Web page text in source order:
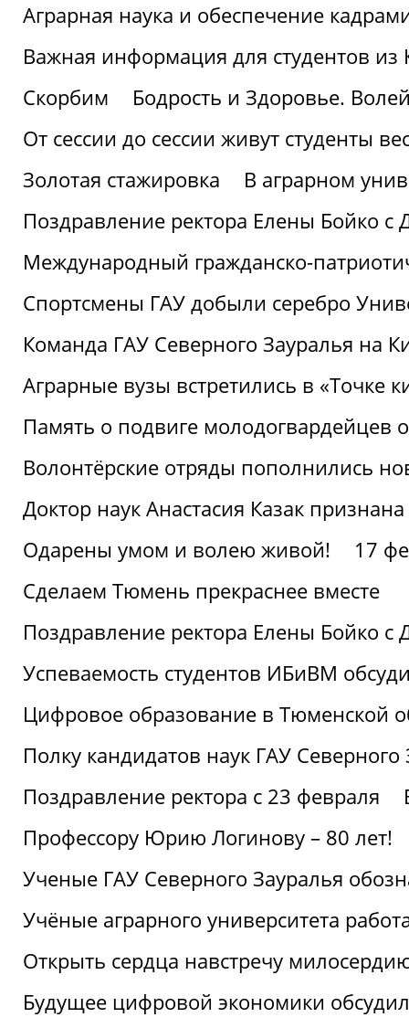
Аграрная наука и обеспечение
Важная информация для студентов из
Скорбим
Бодрость и Здоровье.
От сессии до сессии живут студенты
Золотая стажировка
В аграрном
Поздравление ректора Елены Бойко с
Международный гражданско-
Спортсмены ГАУ добыли серебро
Команда ГАУ Северного Зауралья на
Аграрные вузы встретились в «Точке
Память о подвиге молодогвардейцев
Волонтёрские отряды пополнились
Доктор наук Анастасия Казак
Одарены умом и волею живой!
17
Сделаем Тюмень прекраснее вместе
Поздравление ректора Елены Бойко с
Успеваемость студентов ИБиВМ
Цифровое образование в Тюменской
Полку кандидатов наук ГАУ
Поздравление ректора с 23 февраля
Профессору Юрию Логинову – 80 лет!
Ученые ГАУ Северного Зауралья
Учёные аграрного университета
Открыть сердца навстречу
Будущее цифровой экономики